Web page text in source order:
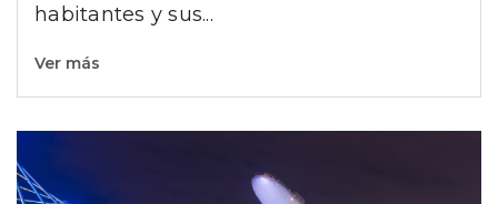
habitantes y sus...
Ver más